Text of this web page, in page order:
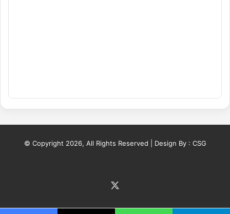
© Copyright 2026, All Rights Reserved | Design By : CSG